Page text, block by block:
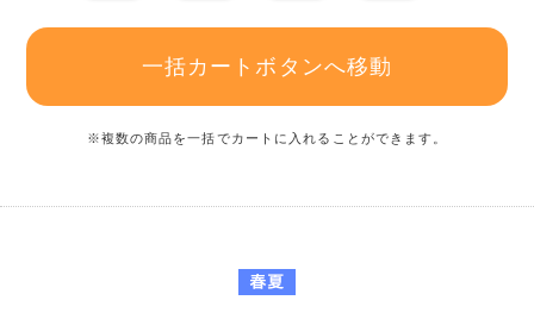
一括カートボタンへ移動
※複数の商品を一括でカートに入れることができます。